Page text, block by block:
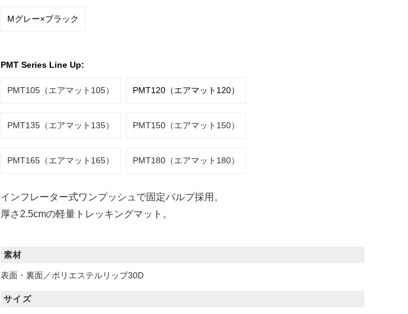
Mグレー×ブラック
PMT Series Line Up:
PMT105（エアマット105） PMT120（エアマット120）
PMT135（エアマット135） PMT150（エアマット150）
PMT165（エアマット165） PMT180（エアマット180）
インフレーター式ワンプッシュで固定バルプ採用。
厚さ2.5cmの軽量トレッキングマット。
素材
表面・裏面／ポリエステルリップ30D
サイズ